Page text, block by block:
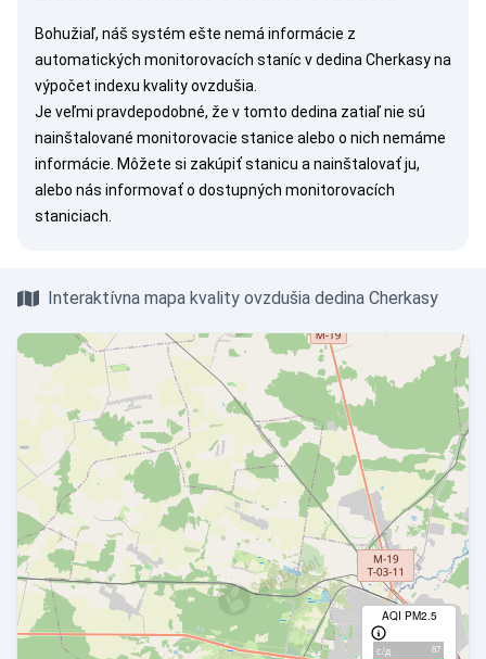
Bohužiaľ, náš systém ešte nemá informácie z
automatických monitorovacích staníc v dedina Cherkasy na
výpočet indexu kvality ovzdušia.
Je veľmi pravdepodobné, že v tomto dedina zatiaľ nie sú
nainštalované monitorovacie stanice alebo o nich nemáme
informácie. Môžete si zakúpiť stanicu a nainštalovať ju,
alebo nás informovaťo dostupných monitorovacích
staniciach.
Interaktívna mapa kvality ovzdušia dedina Cherkasy
AQI PM2.5
с/д 87